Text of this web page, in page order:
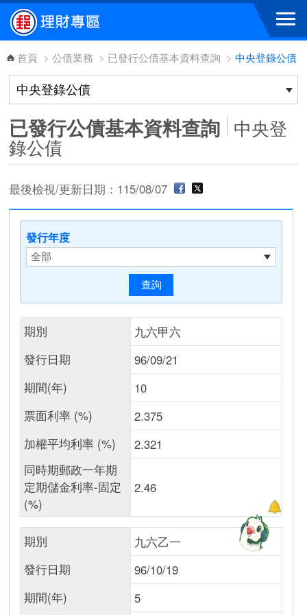
跳到主要內容區塊
首頁 > 公債業務 > 已發行公債基本資料查詢 > 中央登錄公債
已發行公債基本資料查詢 中央登
錄公債
最後檢視/更新日期：115/08/07
發行年度
期別
九六甲六
發行日期
96/09/21
期間(年)
10
票面利率 (%)
2.375
加權平均利率 (%)
2.321
同時期郵政一年期
定期儲金利率-固定
(%)
2.46
期別
九六乙一
發行日期
96/10/19
期間(年)
5